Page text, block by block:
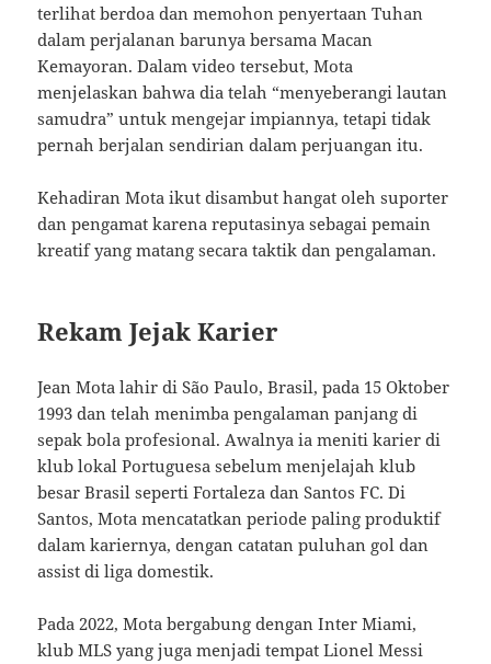
terlihat berdoa dan memohon penyertaan Tuhan
dalam perjalanan barunya bersama Macan
Kemayoran. Dalam video tersebut, Mota
menjelaskan bahwa dia telah “menyeberangi lautan
samudra” untuk mengejar impiannya, tetapi tidak
pernah berjalan sendirian dalam perjuangan itu.
Kehadiran Mota ikut disambut hangat oleh suporter
dan pengamat karena reputasinya sebagai pemain
kreatif yang matang secara taktik dan pengalaman.
Rekam Jejak Karier
Jean Mota lahir di São Paulo, Brasil, pada 15 Oktober
1993 dan telah menimba pengalaman panjang di
sepak bola profesional. Awalnya ia meniti karier di
klub lokal Portuguesa sebelum menjelajah klub
besar Brasil seperti Fortaleza dan Santos FC. Di
Santos, Mota mencatatkan periode paling produktif
dalam kariernya, dengan catatan puluhan gol dan
assist di liga domestik.
Pada 2022, Mota bergabung dengan Inter Miami,
klub MLS yang juga menjadi tempat Lionel Messi